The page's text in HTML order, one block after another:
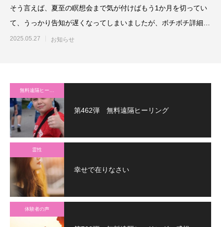
そう言えば、夏至の瞑想会まで気が付けばもう1か月を切ってい
て、うっかり告知が遅くなってしまいましたが、ボチボチ詳細、
お知らせしていきま
2025.05.27 お知らせ
第462弾 無料遠隔ヒーリング
霊性
幸せで在りなさい
体験者の声